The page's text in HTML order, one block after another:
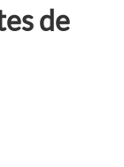
de